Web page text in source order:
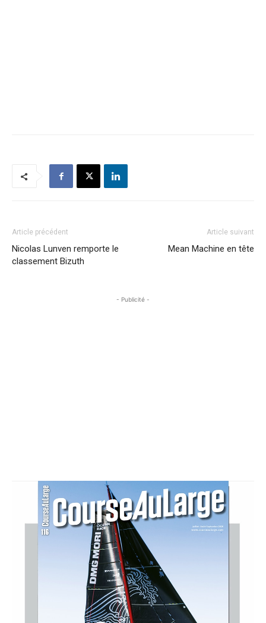
Article précédent
Nicolas Lunven remporte le
classement Bizuth
Article suivant
Mean Machine en tête
- Publicité -